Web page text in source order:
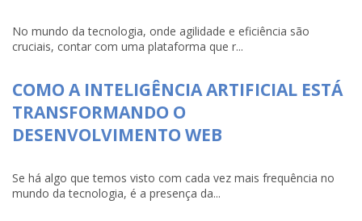
No mundo da tecnologia, onde agilidade e eficiência são
cruciais, contar com uma plataforma que r...
COMO A INTELIGÊNCIA ARTIFICIAL ESTÁ
TRANSFORMANDO O
DESENVOLVIMENTO WEB
Se há algo que temos visto com cada vez mais frequência no
mundo da tecnologia, é a presença da...